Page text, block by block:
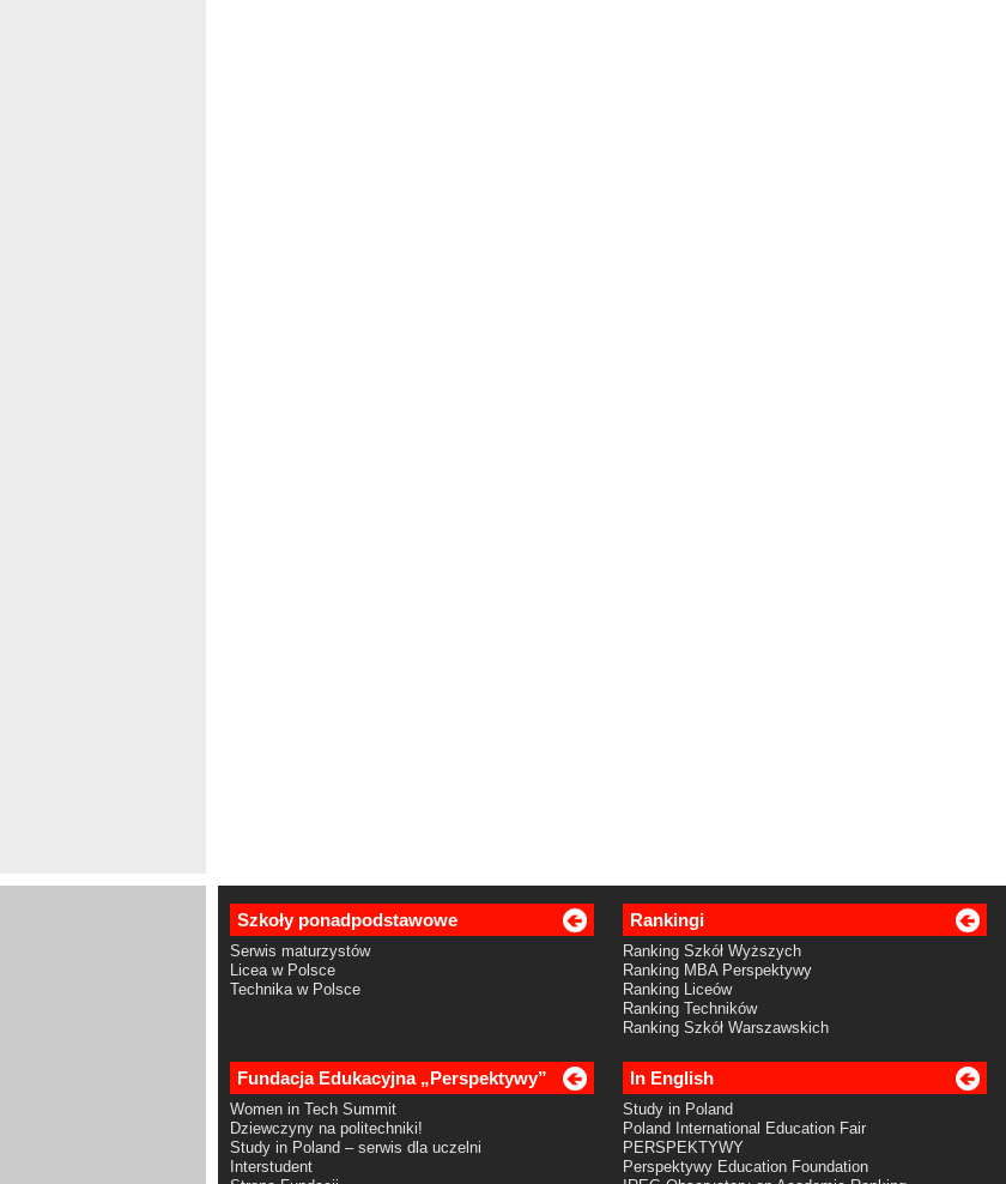
Szkoły ponadpodstawowe
Serwis maturzystów
Licea w Polsce
Technika w Polsce
Rankingi
Ranking Szkół Wyższych
Ranking MBA Perspektywy
Ranking Liceów
Ranking Techników
Ranking Szkół Warszawskich
Fundacja Edukacyjna „Perspektywy”
Women in Tech Summit
Dziewczyny na politechniki!
Study in Poland – serwis dla uczelni
Interstudent
In English
Study in Poland
Poland International Education Fair
PERSPEKTYWY
Perspektywy Education Foundation